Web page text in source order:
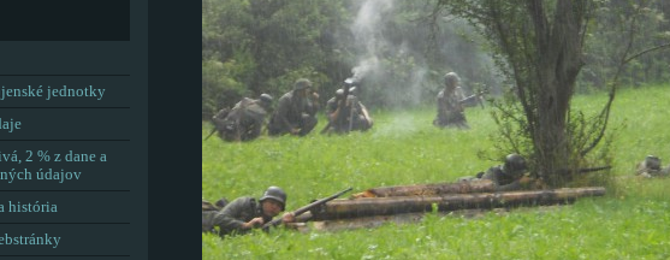
jednotky
2 % z dane a
údajov
história